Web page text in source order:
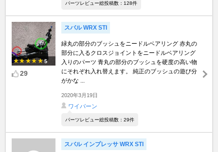
パーツレビュー総投稿数：128件
5
29
スバル WRX STI
緑丸の部分のブッシュをニードルベアリング 赤丸の
部分に入るクロスジョイントをニードルベアリング
入りのパーツ 青丸の部分のブッシュを硬度の高い物
にそれぞれ入れ替えます。 純正のブッシュの遊び分
がかな ...
2020年3月19日
ワイバーン
パーツレビュー総投稿数：29件
スバル インプレッサ WRX STI